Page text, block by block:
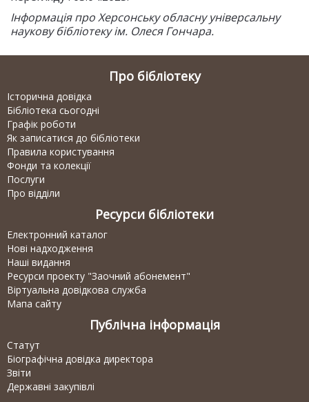
Інформація про Херсонську обласну універсальну
наукову бібліотеку ім. Олеся Гончара.
Про бібліотеку
Історична довідка
Бібліотека сьогодні
Графік роботи
Як записатися до бібліотеки
Правила користування
Фонди та колекції
Послуги
Про відділи
Ресурси бібліотеки
Електронний каталог
Нові надходження
Наші видання
Ресурси проекту "Заочний абонемент"
Віртуальна довідкова служба
Мапа сайту
Публічна інформація
Статут
Біографічна довідка директора
Звіти
Державні закупівлі